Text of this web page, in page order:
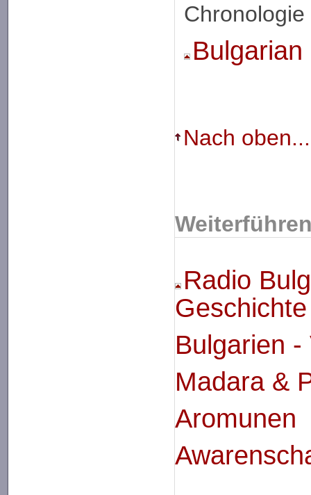
Nach oben...
Radio
Bulgarien
Madara &
Aromunen